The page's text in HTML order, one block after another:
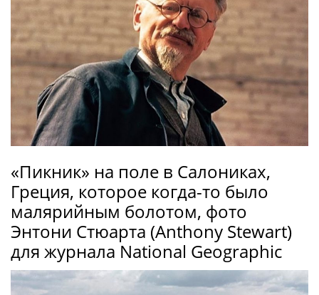
«Пикник» на поле в Салониках,
Греция, которое когда-то было
малярийным болотом, фото
Энтони Стюарта (Anthony Stewart)
для журнала National Geographic